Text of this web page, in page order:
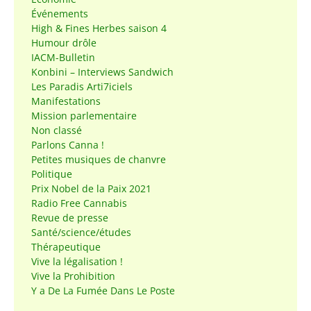
Événements
High & Fines Herbes saison 4
Humour drôle
IACM-Bulletin
Konbini – Interviews Sandwich
Les Paradis Arti7iciels
Manifestations
Mission parlementaire
Non classé
Parlons Canna !
Petites musiques de chanvre
Politique
Prix Nobel de la Paix 2021
Radio Free Cannabis
Revue de presse
Santé/science/études
Thérapeutique
Vive la légalisation !
Vive la Prohibition
Y a De La Fumée Dans Le Poste